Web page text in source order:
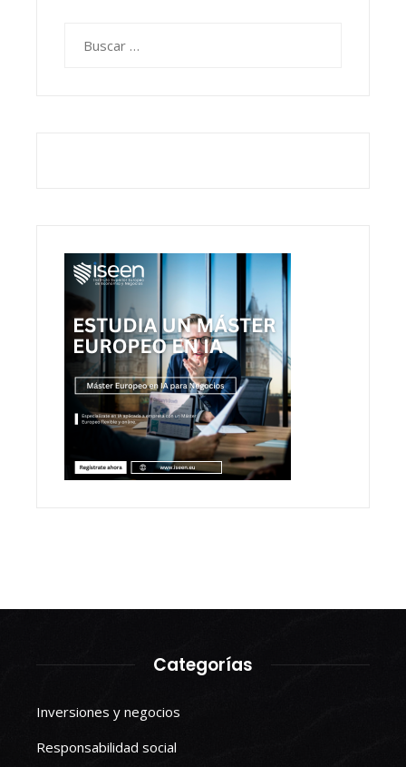
Categorías
Inversiones y negocios
Responsabilidad social